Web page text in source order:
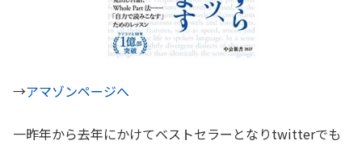
→アマゾンページへ
一昨年から去年にかけてベストセラーとなりtwitterでも